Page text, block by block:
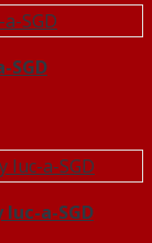
SGD
a-SGD